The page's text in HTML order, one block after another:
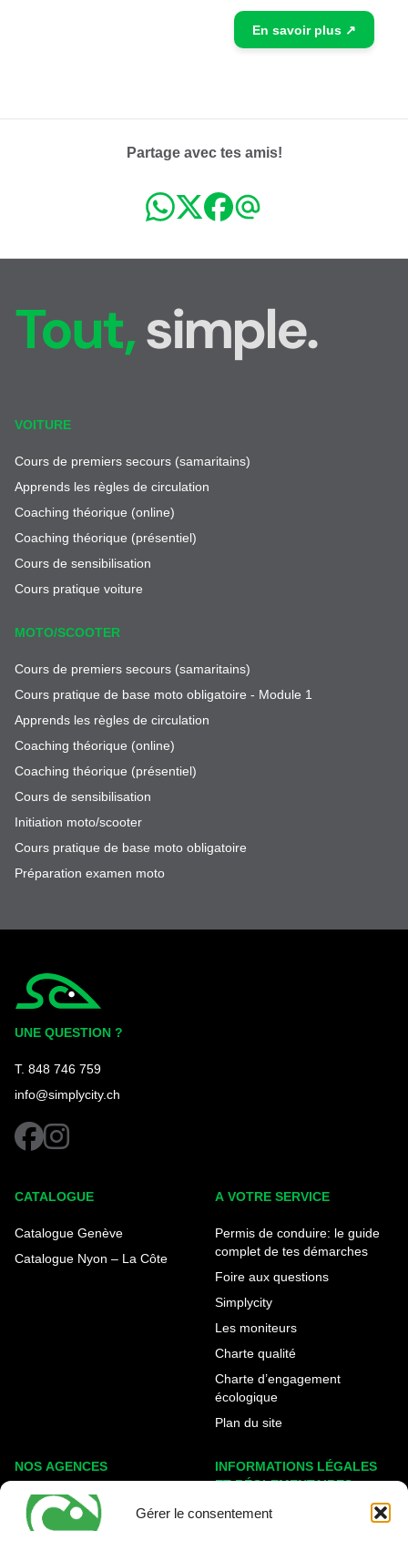
Gérer le consentement
En savoir plus ↗
Partage avec tes amis!
Tout,simple.
VOITURE
Cours de premiers secours (samaritains)
Apprends les règles de circulation
Coaching théorique (online)
Coaching théorique (présentiel)
Cours de sensibilisation
Cours pratique voiture
MOTO/SCOOTER
Cours de premiers secours (samaritains)
Cours pratique de base moto obligatoire - Module 1
Apprends les règles de circulation
Coaching théorique (online)
Coaching théorique (présentiel)
Cours de sensibilisation
Initiation moto/scooter
Cours pratique de base moto obligatoire
Préparation examen moto
UNE QUESTION ?
T. 848 746 759
info@simplycity.ch
facebookinstagram
CATALOGUE
Catalogue Genève
Catalogue Nyon – La Côte
A VOTRE SERVICE
Permis de conduire: le guide
complet de tes démarches
Foire aux questions
Simplycity
Les moniteurs
Charte qualité
Charte d’engagement
écologique
Plan du site
NOS AGENCES
Genève Eaux-Vives
Carouge - Rondeau
INFORMATIONS LÉGALES
ET RÉGLEMENTAIRES
Mentions légales